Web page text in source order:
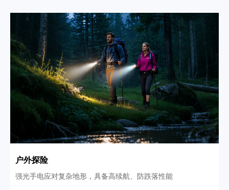
户外探险
强光手电应对复杂地形，具备高续航、防跌落性能